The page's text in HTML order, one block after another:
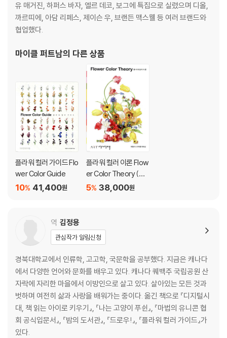
유 매거진, 하퍼스 바자, 엘르 데코, 보그에 특집으로 실렸으며 디올,
까르띠에, 아담 리페스, 제이슨 우, 브랜든 맥스웰 등 여러 브랜드와
협업했다.
마이클 퍼트남의 다른 상품
플라워 컬러 가이드 Flo
wer Color Guide
41,400원
10%
플라워 컬러 이론 Flow
er Color Theory (한
국어판)38,000원
5%
역 김정용
관심작가 알림신청
경북대학교에서 인류학, 고고학, 국문학을 공부했다. 지금은 캐나다
에서 다양한 언어와 문화를 배우고 있다. 캐나다 퀘백주 국립공원 산
자락에 자리한 마을에서 이방인으로 살고 있다. 살아있는 모든 것과
벗하며 여전히 삶과 사랑을 배워가는 중이다. 옮긴 책으로 『디지털시
대, 책 읽는 아이로 키우기』, 『나는 고양이 푸쉰』, 『마법의 유니콘 협
회 공식입문서』, 『밤의 도서관』, 『드로우!』, 『플라워 컬러 가이드』가
있다.